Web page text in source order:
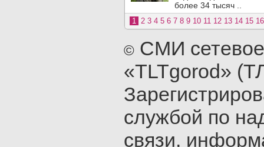
более 34 тысяч ..
1 2 3 4 5 6 7 8 9 10 11 12 13 14 15 16
© СМИ
«TLTgorod»
службой по
связи,